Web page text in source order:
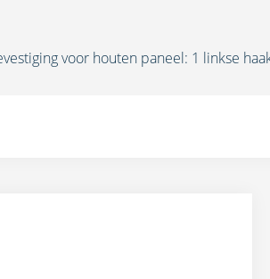
voor houten paneel: 1 linkse